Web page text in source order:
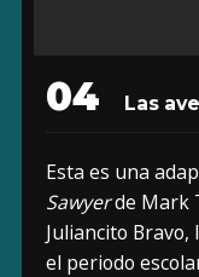
04 Las
Esta es una
Sawyerde Mark
Juliancito
el periodo